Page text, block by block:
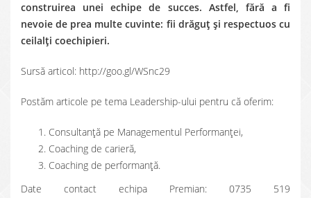
construirea unei echipe de succes. Astfel, fără a fi
nevoie de prea multe cuvinte: fii drăguț și respectuos cu
ceilalți coechipieri.
Sursă articol: http://goo.gl/WSnc29
Postăm articole pe tema Leadership-ului pentru că oferim:
Consultanţă pe Managementul Performanţei,
Coaching de carieră,
Coaching de performanţă.
Date contact echipa Premian: 0735 519